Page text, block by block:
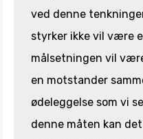
ved denne
styrker ikke vil være
målsetningen vil
en motstander
ødeleggelse som vi
denne måten kan